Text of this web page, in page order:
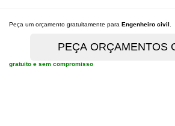
Peça um orçamento gratuitamente para Engenheiro civil
gratuito e sem compromisso